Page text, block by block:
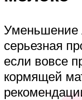
Уменьшение
серьезная
если вовсе
кормящей